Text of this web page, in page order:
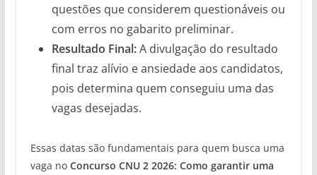
questões que considerem questionáveis ou
com erros no gabarito preliminar.
Resultado Final:A divulgação do resultado
final traz alívio e ansiedade aos candidatos,
pois determina quem conseguiu uma das
vagas desejadas.
Essas datas são fundamentais para quem busca uma
vaga no Concurso CNU 2 2026: Como garantir uma